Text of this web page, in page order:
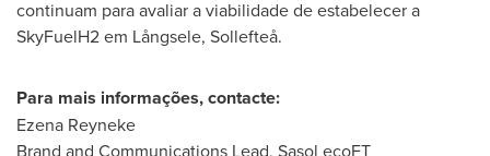
continuam para avaliar a viabilidade de estabelecer a
SkyFuelH2 em Långsele, Sollefteå.
Para mais informações, contacte:
Ezena Reyneke
Brand and Communications Lead, Sasol ecoFT